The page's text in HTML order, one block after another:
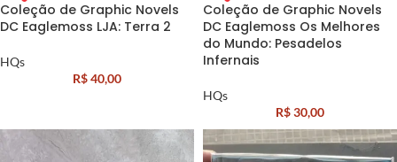
Coleção de Graphic Novels
DC Eaglemoss LJA: Terra 2
HQs
R$40,00
Coleção de Graphic Novels
DC Eaglemoss Os Melhores
do Mundo: Pesadelos
Infernais
HQs
R$30,00